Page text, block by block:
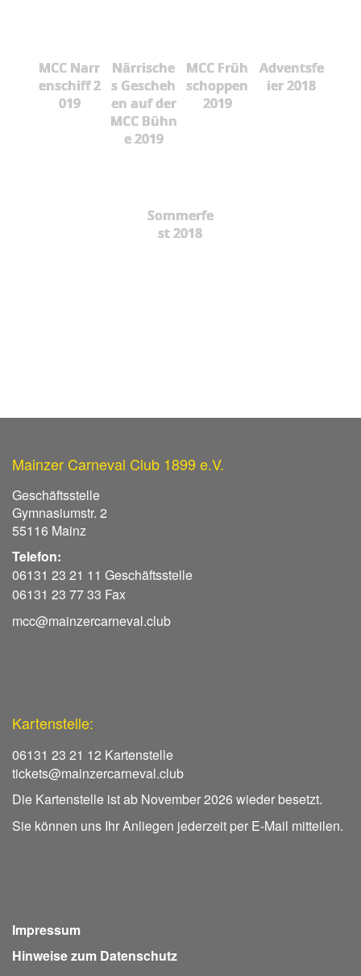
MCC Narr
enschiff 2
019
Närrische
s Gescheh
en auf der
MCC Bühn
e 2019
MCC Früh
schoppen
2019
Adventsfe
ier 2018
Sommerfe
st 2018
Mainzer Carneval Club 1899 e.V.
Geschäftsstelle
Gymnasiumstr. 2
55116 Mainz
Telefon:
06131 23 21 11 Geschäftsstelle
06131 23 77 33 Fax
mcc@mainzercarneval.club
Kartenstelle:
06131 23 21 12 Kartenstelle
tickets@mainzercarneval.club
Die Kartenstelle ist ab November 2026 wieder besetzt.
Sie können uns Ihr Anliegen jederzeit per E-Mail mitteilen.
Impressum
Hinweise zum Datenschutz